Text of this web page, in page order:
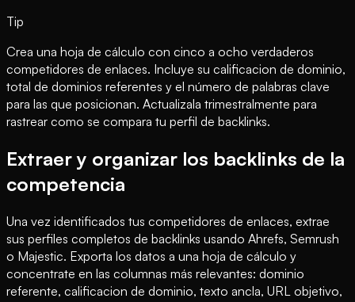
Tip
Crea una hoja de cálculo con cinco a ocho verdaderos
competidores de enlaces. Incluye su calificacion de dominio,
total de dominios referentes y el número de palabras clave
para las que posicionan. Actualizala trimestralmente para
rastrear como se compara tu perfil de backlinks.
Extraer y organizar los backlinks de la
competencia
Una vez identificados tus competidores de enlaces, extrae
sus perfiles completos de backlinks usando Ahrefs, Semrush
o Majestic. Exporta los datos a una hoja de cálculo y
concentrate en las columnas más relevantes: dominio
referente, calificacion de dominio, texto ancla, URL objetivo,